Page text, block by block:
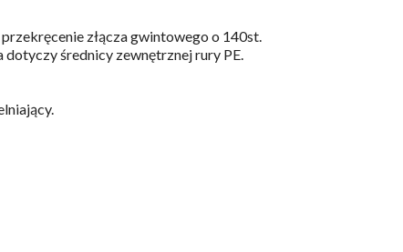
złącza gwintowego o 140st.
dotyczy średnicy zewnętrznej rury PE.